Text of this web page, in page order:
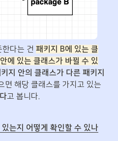
다는 건 패키지 B에 있는 클
에 있는 클래스가 바뀔 수 있
지 안의 클래스가 다른 패키지
고 봅니다.
는지 어떻게 확인할 수 있나